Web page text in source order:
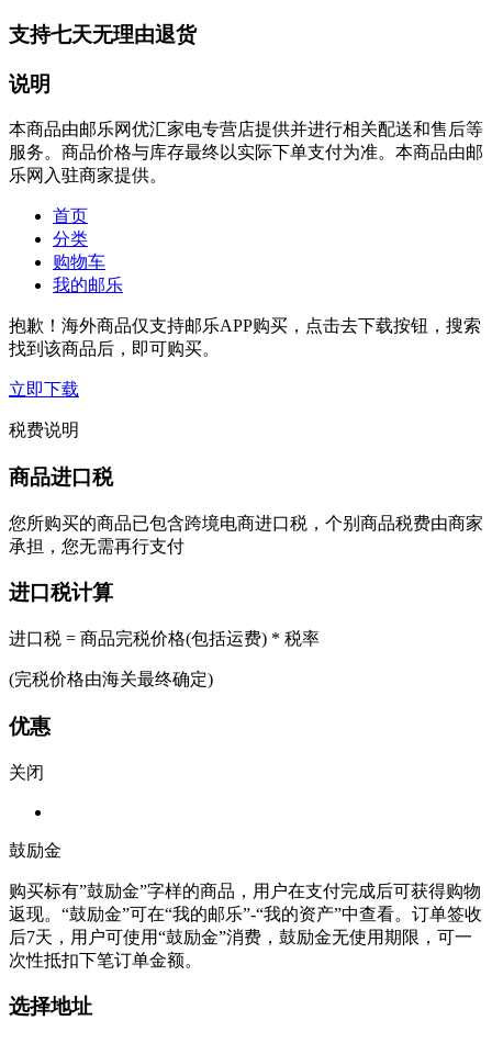
支持七天无理由退货
说明
本商品由邮乐网优汇家电专营店提供并进行相关配送和售后等
服务。商品价格与库存最终以实际下单支付为准。本商品由邮
乐网入驻商家提供。
首页
分类
购物车
我的邮乐
抱歉！海外商品仅支持邮乐APP购买，点击去下载按钮，搜索
找到该商品后，即可购买。
立即下载
税费说明
商品进口税
您所购买的商品已包含跨境电商进口税，个别商品税费由商家
承担，您无需再行支付
进口税计算
进口税 = 商品完税价格(包括运费) * 税率
(完税价格由海关最终确定)
优惠
关闭
鼓励金
购买标有”鼓励金”字样的商品，用户在支付完成后可获得购物
返现。“鼓励金”可在“我的邮乐”-“我的资产”中查看。订单签收
后7天，用户可使用“鼓励金”消费，鼓励金无使用期限，可一
次性抵扣下笔订单金额。
选择地址